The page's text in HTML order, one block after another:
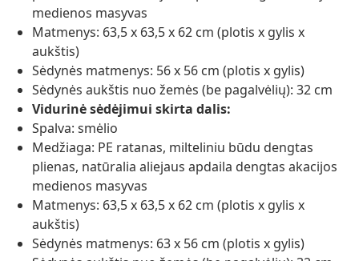
medienos masyvas
Matmenys: 63,5 x 63,5 x 62 cm (plotis x gylis x
aukštis)
Sėdynės matmenys: 56 x 56 cm (plotis x gylis)
Sėdynės aukštis nuo žemės (be pagalvėlių): 32 cm
Vidurinė sėdėjimui skirta dalis:
Spalva: smėlio
Medžiaga: PE ratanas, milteliniu būdu dengtas
plienas, natūralia aliejaus apdaila dengtas akacijos
medienos masyvas
Matmenys: 63,5 x 63,5 x 62 cm (plotis x gylis x
aukštis)
Sėdynės matmenys: 63 x 56 cm (plotis x gylis)